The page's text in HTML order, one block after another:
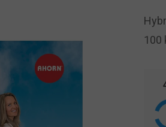
100